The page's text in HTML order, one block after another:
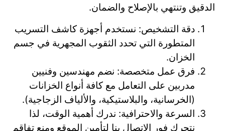
الدقيق وتنتهي بالإصلاح والضمان.
دقة التشخيص: نستخدم أجهزة كاشف التسريب
المتطورة التي تحدد الثقوب المجهرية في جسم
الخزان.
فرق عمل متخصصة: نضم مهندسين وفنيين
مدربين على التعامل مع كافة أنواع الخزانات
(الخرسانية، والبلاستيكية، والألياف الزجاجية).
السرعة والاحترافية: ندرك أهمية الوقت، لذا
نتحرك فور الاتصال بنا لتأمين الموقع ومنع تفاقم